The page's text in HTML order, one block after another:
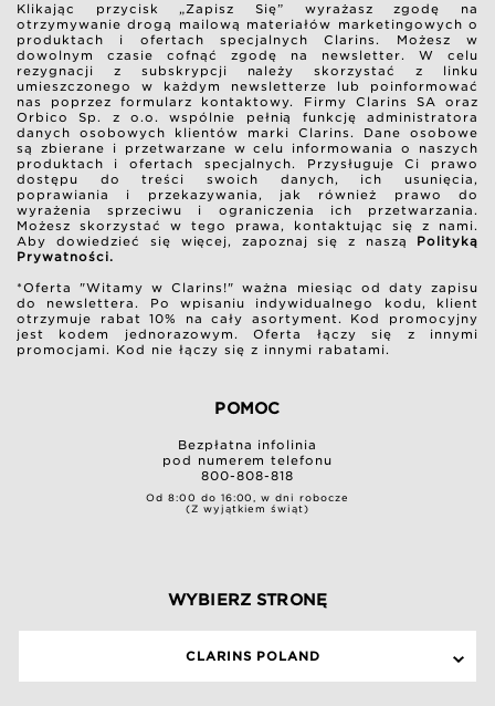
Klikając przycisk „Zapisz Się” wyrażasz zgodę na
otrzymywanie drogą mailową materiałów marketingowych o
produktach i ofertach specjalnych Clarins. Możesz w
dowolnym czasie cofnąć zgodę na newsletter. W celu
rezygnacji z subskrypcji należy skorzystać z linku
umieszczonego w każdym newsletterze lub poinformować
nas poprzez formularz kontaktowy. Firmy Clarins SA oraz
Orbico Sp. z o.o. wspólnie pełnią funkcję administratora
danych osobowych klientów marki Clarins. Dane osobowe
są zbierane i przetwarzane w celu informowania o naszych
produktach i ofertach specjalnych. Przysługuje Ci prawo
dostępu do treści swoich danych, ich usunięcia,
poprawiania i przekazywania, jak również prawo do
wyrażenia sprzeciwu i ograniczenia ich przetwarzania.
Możesz skorzystać w tego prawa, kontaktując się z nami.
Aby dowiedzieć się więcej, zapoznaj się z naszą Polityką
Prywatności.
*Oferta "Witamy w Clarins!" ważna miesiąc od daty zapisu
do newslettera. Po wpisaniu indywidualnego kodu, klient
otrzymuje rabat 10% na cały asortyment. Kod promocyjny
jest kodem jednorazowym. Oferta łączy się z innymi
promocjami. Kod nie łączy się z innymi rabatami.
POMOC
Bezpłatna infolinia
pod numerem telefonu
800-808-818
Od 8:00 do 16:00, w dni robocze
(Z wyjątkiem świąt)
WYBIERZ STRONĘ
CLARINS POLAND